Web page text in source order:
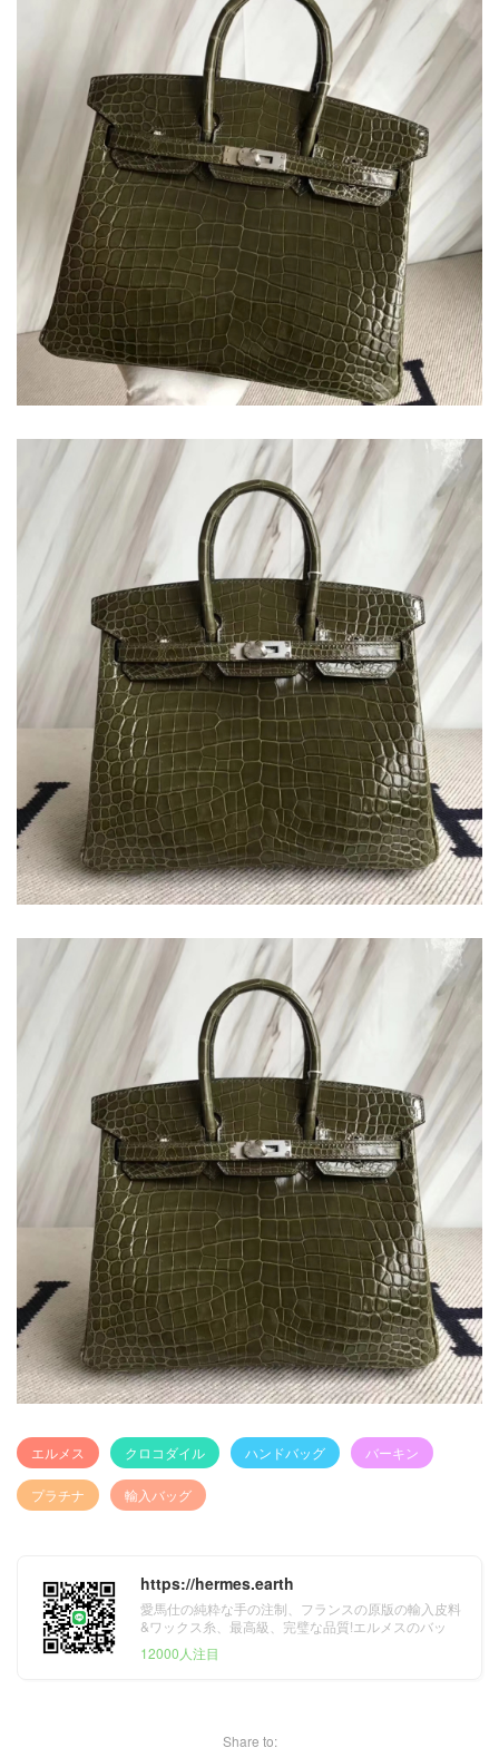
エルメス クロコダイル ハンドバッグ バーキン
プラチナ 輸入バッグ
https://hermes.earth
愛馬仕の純粋な手の注制、フランスの原版の輸入皮料
&ワックス糸、最高級、完璧な品質!エルメスのバッ
グ、財布、ベルト&スカーフ。
12000人注目
Share to: